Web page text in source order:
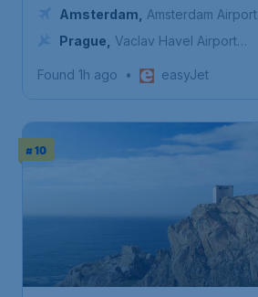
Amsterdam
Amsterdam Airport
Schiphol
Prague
Vaclav Havel Airport
Found 1h ago • easyJet
# 10